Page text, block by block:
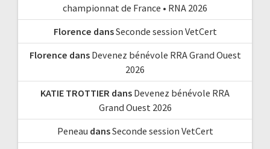
championnat de France • RNA 2026
Florence dansSeconde session VetCert
Florence dans Devenez bénévole RRA Grand Ouest
2026
KATIE TROTTIER dans Devenez bénévole RRA
Grand Ouest 2026
Peneau dansSeconde session VetCert